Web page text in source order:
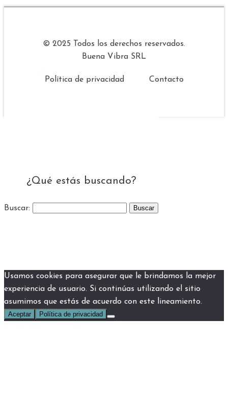
© 2025 Todos los derechos reservados.
Buena Vibra SRL
Política de privacidad Contacto
¿Qué estás buscando?
Buscar:
Usamos cookies para asegurar que le brindamos la mejor
experiencia de usuario. Si continúas utilizando el sitio
asumimos que estás de acuerdo con este lineamiento.
Aceptar Política de privacidad